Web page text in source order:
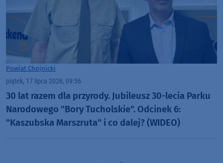
Powiat Chojnicki
piątek, 17 lipca 2026, 09:56
30 lat razem dla przyrody. Jubileusz 30-lecia Parku
Narodowego "Bory Tucholskie". Odcinek 6:
"Kaszubska Marszruta" i co dalej? (WIDEO)